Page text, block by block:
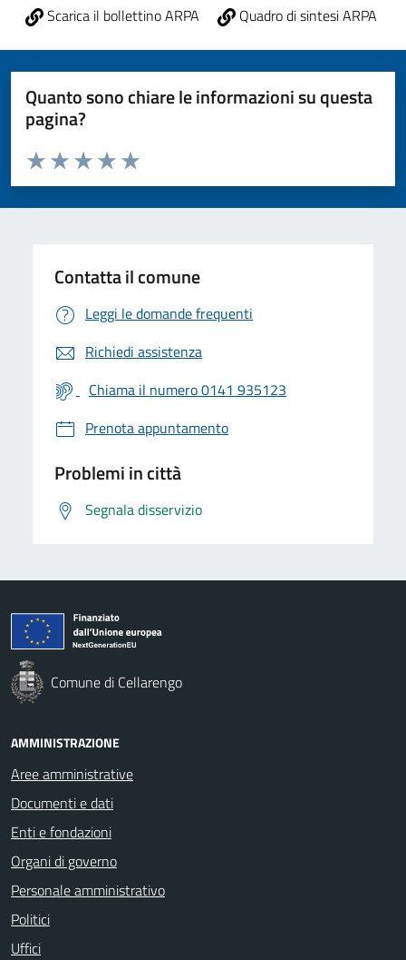
Scarica il bollettino ARPA Quadro di sintesi ARPA
Quanto sono chiare le informazioni su questa
pagina?
Valuta da 1 a 5 stelle la pagina
Valuta 5 stelle su 5
Valuta 4 stelle su 5
Valuta 3 stelle su 5
Valuta 2 stelle su 5
Valuta 1 stelle su 5
Contatta il comune
Leggi le domande frequenti
Richiedi assistenza
Chiama il numero 0141 935123
Prenota appuntamento
Problemi in città
Segnala disservizio
Comune di Cellarengo
AMMINISTRAZIONE
Aree amministrative
Documenti e dati
Enti e fondazioni
Organi di governo
Personale amministrativo
Politici
Uffici